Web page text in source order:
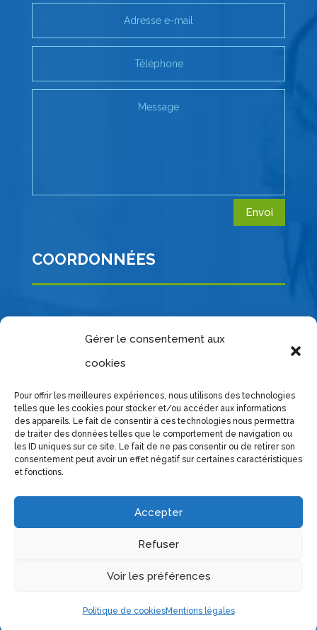
Gérer le consentement aux
cookies
Pour offrir les meilleures expériences, nous utilisons des technologies
telles que les cookies pour stocker et/ou accéder aux informations
des appareils. Le fait de consentir à ces technologies nous permettra
de traiter des données telles que le comportement de navigation ou
les ID uniques sur ce site. Le fait de ne pas consentir ou de retirer son
consentement peut avoir un effet négatif sur certaines caractéristiques
et fonctions.
Accepter
Refuser
Voir les préférences
Politique de cookiesMentions légales
Envoi
COORDONNÉES
Accueil (sur RDV):
Place Victor et Hélène Basch
38090 Villefontaine
Adresse postale :
11, chemin de l’étang
38090 Vaulx-Milieu
50 minutes de Chambery)